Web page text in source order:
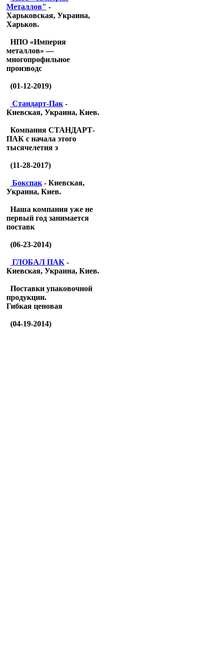
Металлов" -
Харьковская, Украина,
Харьков.
НПО «Империя
металлов» —
многопрофильное
производс
(01-12-2019)
Стандарт-Пак -
Киевская, Украина, Киев.
Компания СТАНДАРТ-
ПАК с начала этого
тысячелетия э
(11-28-2017)
Бокспак - Киевская,
Украина, Киев.
Наша компания уже не
первый год занимается
поставк
(06-23-2014)
ГЛОБАЛ ПАК -
Киевская, Украина, Киев.
Поставки упаковочной
продукции.
Гибкая ценовая
(04-19-2014)